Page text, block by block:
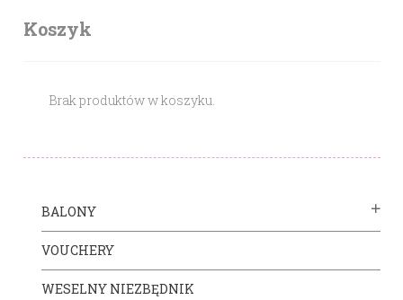
Koszyk
Brak produktów w koszyku.
BALONY
VOUCHERY
WESELNY NIEZBĘDNIK